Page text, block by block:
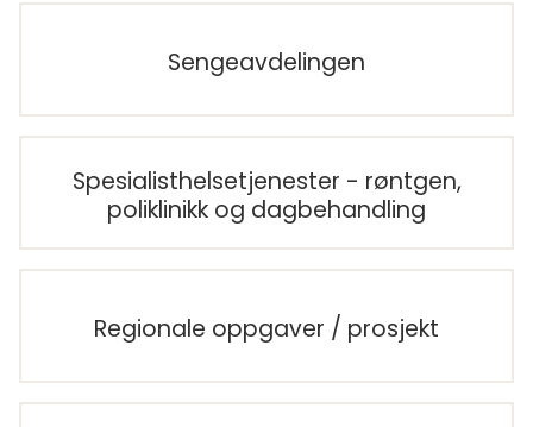
Sengeavdelingen
Spesialisthelsetjenester - røntgen,
poliklinikk og dagbehandling
Regionale oppgaver / prosjekt